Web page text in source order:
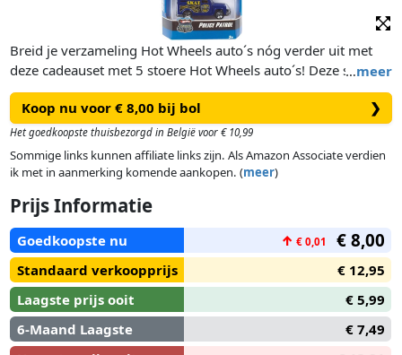
…meer
Breid je verzameling Hot Wheels auto´s nóg verder uit met
deze cadeauset met 5 stoere Hot Wheels auto´s! Deze set
bestaat uit 5 van de coolste Hot Wheels modellen (schaal
1:64) in 1 verpakking. Let op: er bestaan verschillende versies
van deze cadeauset. Vooraf is niet te bepalen welke versie je
geleverd krijgt. Ideaal voor Hot Wheels fans van drie jaar en
ouder.
Koop nu voor € 8,00 bij bol ❯
Het goedkoopste thuisbezorgd in België voor € 10,99
Sommige links kunnen affiliate links zijn. Als Amazon Associate verdien
ik met in aanmerking komende aankopen. (meer)
Prijs Informatie
Goedkoopste nu ↑ € 0,01 € 8,00
Standaard verkoopprijs
€ 12,95
Laagste prijs ooit
€ 5,99
6-Maand Laagste
€ 7,49